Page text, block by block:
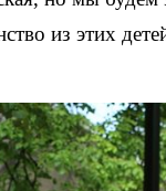
из этих